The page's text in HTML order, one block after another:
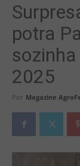
potra
2025
Por Magazine